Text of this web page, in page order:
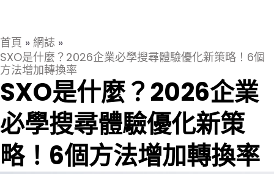
首頁 » 網誌 »
SXO是什麼？2026企業必學搜尋體驗優化新策略！6個
方法增加轉換率
SXO是什麼？2026企業
必學搜尋體驗優化新策
略！6個方法增加轉換率